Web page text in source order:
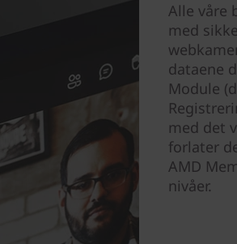
Alle våre
med
dataene
Module
med det
forlater
AMD
nivåer.